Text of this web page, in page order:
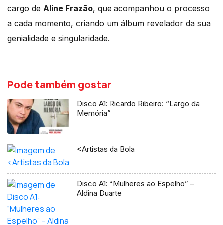
cargo de Aline Frazão, que acompanhou o processo
a cada momento, criando um álbum revelador da sua
genialidade e singularidade.
Pode também gostar
Disco A1: Ricardo Ribeiro: “Largo da
Memória”
<Artistas da Bola
Disco A1: “Mulheres ao Espelho” –
Aldina Duarte